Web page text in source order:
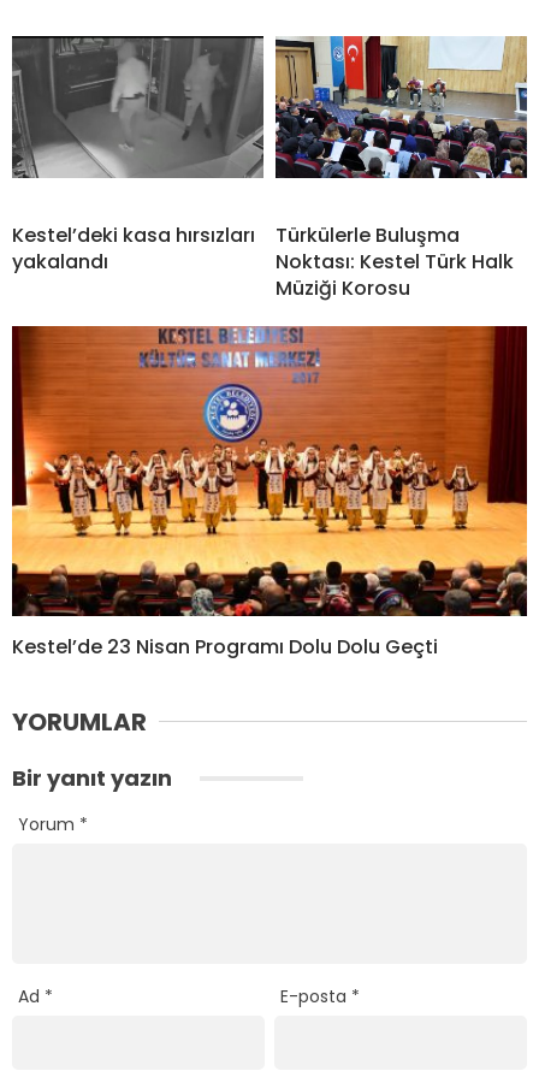
Kestel’deki kasa hırsızları
yakalandı
Türkülerle Buluşma
Noktası: Kestel Türk Halk
Müziği Korosu
Kestel’de 23 Nisan Programı Dolu Dolu Geçti
YORUMLAR
Bir yanıt yazın
Yorum *
Ad * E-posta *